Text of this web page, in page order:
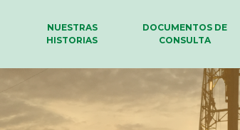
NUESTRAS
HISTORIAS
DOCUMENTOS DE
CONSULTA